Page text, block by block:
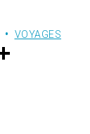
VOYAGES